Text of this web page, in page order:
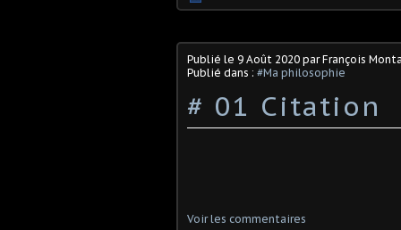
Publié le 9 Août 2020 par François
Publié dans : #Ma philosophie
# 01 Citation
Voir les commentaires